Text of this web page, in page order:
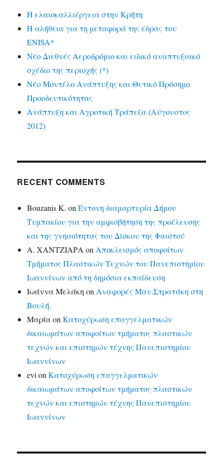
Η ελαιοκαλλιέργεια στην Κρήτη
Η αλήθεια για τη μεταφορά της έδρας του
ENISA*
Νέο Διεθνές Αεροδρόμιο και ειδικό αναπτυξιακό
σχέδιο της περιοχής (*)
Νέο Μοντέλο Ανάπτυξης και Θετικό Πρόσημο
Προοδευτικότητας
Ανάπτυξη και Αγροτική Τράπεζα (Αύγουστος
2012)
RECENT COMMENTS
Bouzanis K. onΈντονη διαμαρτυρία Δήμου
Τυμπακίου για την αμφισβήτηση της προέλευσης
και της γνησιότητας του Δίσκου της Φαιστού
Α. ΧΑΝΤΖΙΑΡΑ on Αποκλεισμός αποφοίτων
Τμήματος Πλαστικών Τεχνών του Πανεπιστημίου
Ιωαννίνων από τη δημόσια εκπαίδευση
Ιωάννα Μελάκη on Αναφορές Μαν.Στρατάκη στη
Βουλή.
ΜαρίαonΚατοχύρωση επαγγελματικών
δικαιωμάτων αποφοίτων τμήματος πλαστικών
τεχνών και επιστημών τέχνης Πανεπιστημίου
Ιωαννίνων
evi onΚατοχύρωση επαγγελματικών
δικαιωμάτων αποφοίτων τμήματος πλαστικών
τεχνών και επιστημών τέχνης Πανεπιστημίου
Ιωαννίνων